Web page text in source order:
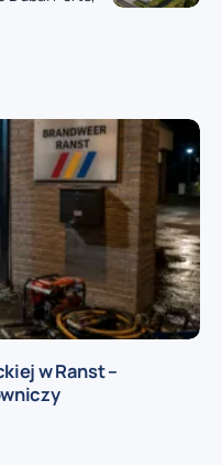
w Ranst –